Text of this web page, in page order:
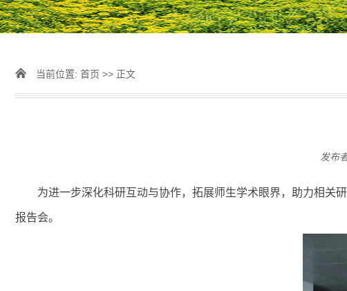
当前位置: 首页 >> 正文
发布
为进一步深化科研互动与协作，拓展师生学术眼界，助力相关
报告会。